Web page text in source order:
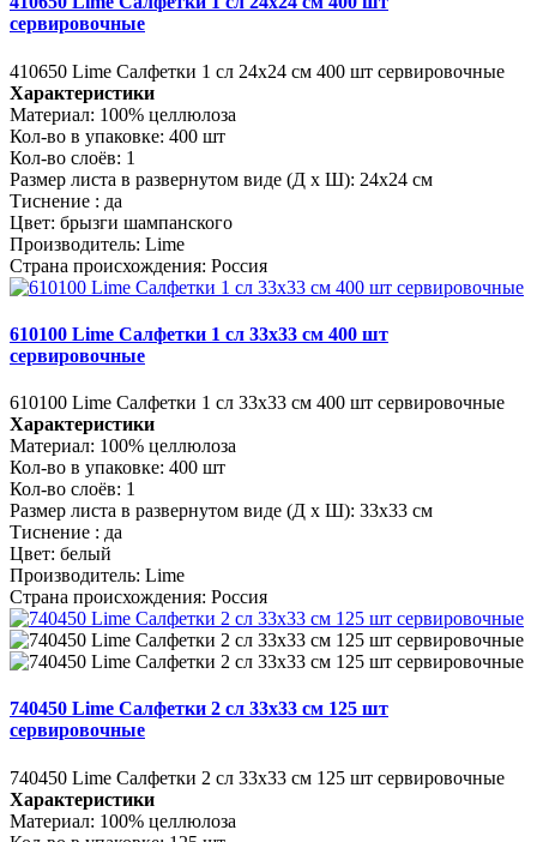
сервировочные
410650 Lime Салфетки 1 сл 24х24 см 400 шт сервировочные
Характеристики
Материал: 100% целлюлоза
Кол-во в упаковке: 400 шт
Кол-во слоёв: 1
Размер листа в развернутом виде (Д х Ш): 24х24 см
Тиснение : да
Цвет: брызги шампанского
Производитель: Lime
Страна происхождения: Россия
610100 Lime Салфетки 1 сл 33х33 см 400 шт
сервировочные
610100 Lime Салфетки 1 сл 33х33 см 400 шт сервировочные
Характеристики
Материал: 100% целлюлоза
Кол-во в упаковке: 400 шт
Кол-во слоёв: 1
Размер листа в развернутом виде (Д х Ш): 33x33 см
Тиснение : да
Цвет: белый
Производитель: Lime
Страна происхождения: Россия
740450 Lime Салфетки 2 сл 33х33 см 125 шт
сервировочные
740450 Lime Салфетки 2 сл 33х33 см 125 шт сервировочные
Характеристики
Материал: 100% целлюлоза